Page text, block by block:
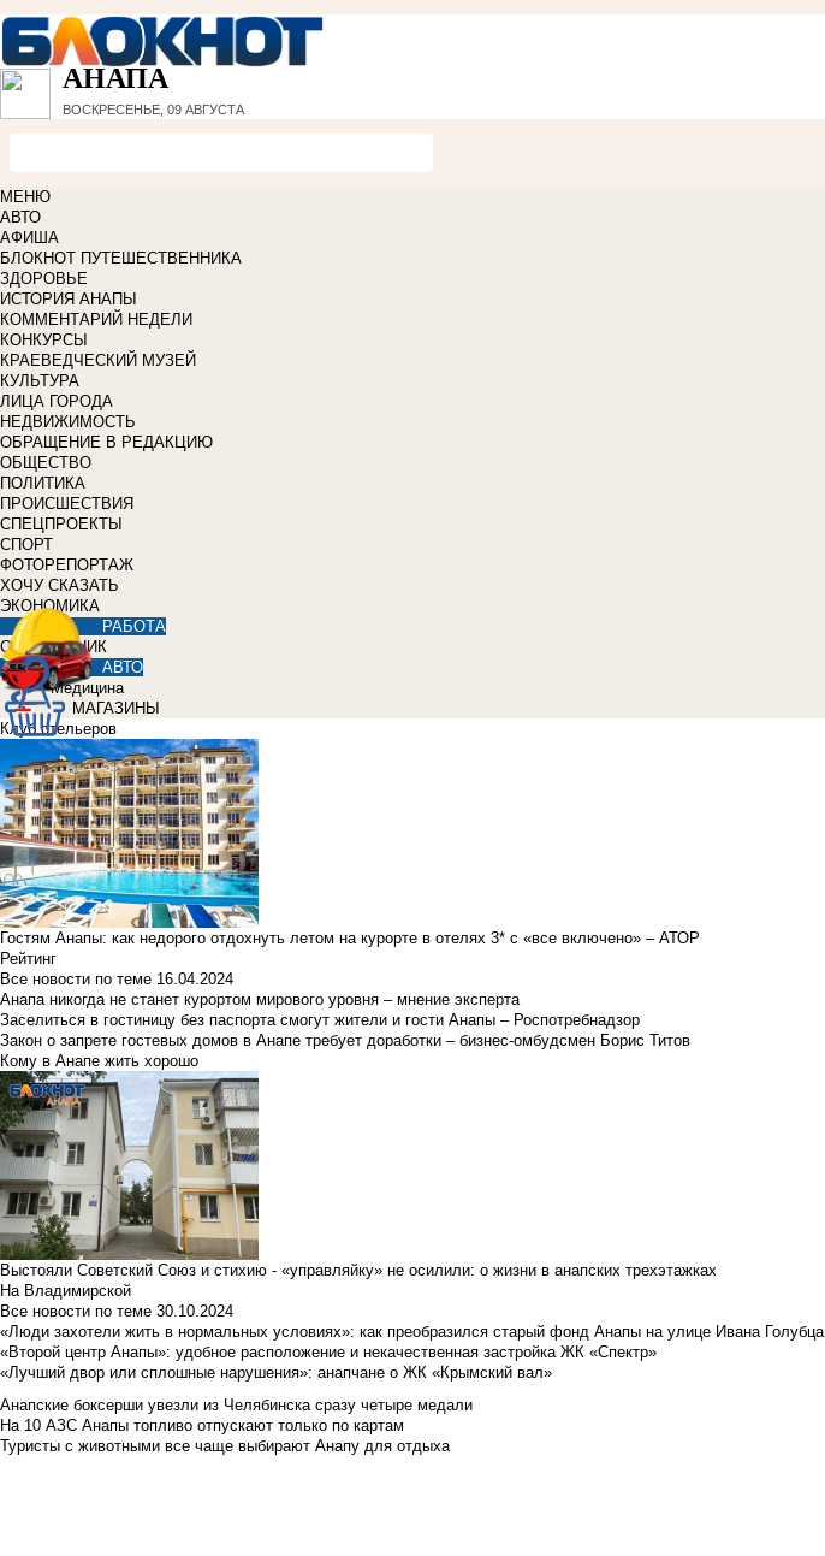
АНАПА
ВОСКРЕСЕНЬЕ, 09 АВГУСТА
МЕНЮ
АВТО
АФИША
БЛОКНОТ ПУТЕШЕСТВЕННИКА
ЗДОРОВЬЕ
ИСТОРИЯ АНАПЫ
КОММЕНТАРИЙ НЕДЕЛИ
КОНКУРСЫ
КРАЕВЕДЧЕСКИЙ МУЗЕЙ
КУЛЬТУРА
ЛИЦА ГОРОДА
НЕДВИЖИМОСТЬ
ОБРАЩЕНИЕ В РЕДАКЦИЮ
ОБЩЕСТВО
ПОЛИТИКА
ПРОИСШЕСТВИЯ
СПЕЦПРОЕКТЫ
СПОРТ
ФОТОРЕПОРТАЖ
ХОЧУ СКАЗАТЬ
ЭКОНОМИКА
РАБОТА
СПРАВОЧНИК
АВТО
Медицина
МАГАЗИНЫ
Клуб отельеров
Гостям Анапы: как недорого отдохнуть летом на курорте в отелях 3* с «все включено» – АТОР
Рейтинг
Все новости по теме 16.04.2024
Анапа никогда не станет курортом мирового уровня – мнение эксперта
Заселиться в гостиницу без паспорта смогут жители и гости Анапы – Роспотребнадзор
Закон о запрете гостевых домов в Анапе требует доработки – бизнес-омбудсмен Борис Титов
Кому в Анапе жить хорошо
Выстояли Советский Союз и стихию - «управляйку» не осилили: о жизни в анапских трехэтажках
На Владимирской
Все новости по теме 30.10.2024
«Люди захотели жить в нормальных условиях»: как преобразился старый фонд Анапы на улице Ивана Голубца
«Второй центр Анапы»: удобное расположение и некачественная застройка ЖК «Спектр»
«Лучший двор или сплошные нарушения»: анапчане о ЖК «Крымский вал»
Анапские боксерши увезли из Челябинска сразу четыре медали
На 10 АЗС Анапы топливо отпускают только по картам
Туристы с животными все чаще выбирают Анапу для отдыха